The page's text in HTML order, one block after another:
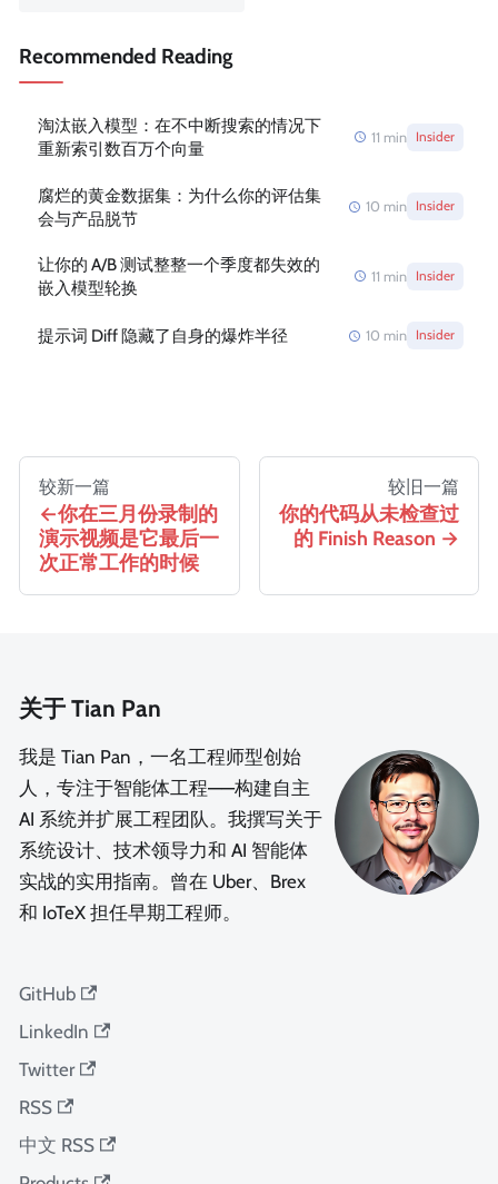
Recommended Reading
淘汰嵌入模型：在不中断搜索的情况下
重新索引数百万个向量
11 min Insider
腐烂的黄金数据集：为什么你的评估集
会与产品脱节
10 min Insider
让你的 A/B 测试整整一个季度都失效的
嵌入模型轮换
11 min Insider
提示词 Diff 隐藏了自身的爆炸半径 10 min Insider
较新一篇
你在三月份录制的
演示视频是它最后一
次正常工作的时候
较旧一篇
你的代码从未检查过
的 Finish Reason
关于 Tian Pan
我是 Tian Pan，一名工程师型创始
人，专注于智能体工程——构建自主
AI 系统并扩展工程团队。我撰写关于
系统设计、技术领导力和 AI 智能体
实战的实用指南。曾在 Uber、Brex
和 IoTeX 担任早期工程师。
GitHub
LinkedIn
Twitter
RSS
中文 RSS